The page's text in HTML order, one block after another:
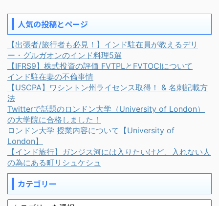
人気の投稿とページ
【出張者/旅行者も必見！】インド駐在員が教えるデリ
ー・グルガオンのインド料理5選
【IFRS9】株式投資の評価 FVTPLとFVTOCIについて
インド駐在妻の不倫事情
【USCPA】ワシントン州ライセンス取得！ & 名刺記載方
法
Twitterで話題のロンドン大学（University of London）
の大学院に合格しました！
ロンドン大学 授業内容について【University of
London】
【インド旅行】ガンジス河には入りたいけど、入れない人
の為にある町リシュケシュ
カテゴリー